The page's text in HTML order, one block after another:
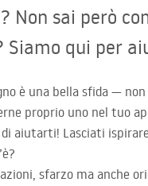
Non sai però
Siamo qui per
è una bella sfida —
proprio uno nel tuo
di aiutarti! Lasciati
sfarzo ma anche